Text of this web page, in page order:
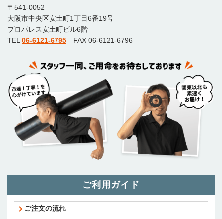
〒541-0052
大阪市中央区安土町1丁目6番19号
プロパレス安土町ビル6階
TEL 06-6121-6795 FAX 06-6121-6796
ご利用ガイド
ご注文の流れ